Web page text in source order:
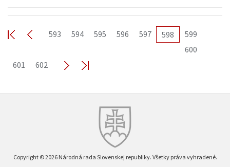
593 594 595 596 597 598
599
600
601
602
Copyright © 2026 Národná rada Slovenskej republiky. Všetky práva vyhradené.